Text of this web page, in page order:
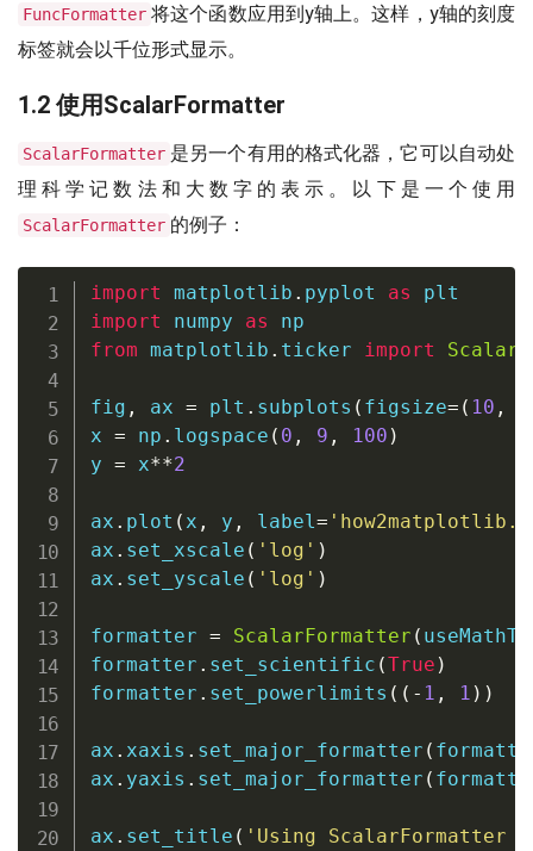
FuncFormatter 将这个函数应用到y轴上。这样，y轴的刻度
标签就会以千位形式显示。
1.2 使用ScalarFormatter
ScalarFormatter 是另一个有用的格式化器，它可以自动处
理科学记数法和大数字的表示。以下是一个使用
ScalarFormatter 的例子：
import matplotlib . pyplot as
import numpy as
from matplotlib . ticker import
fig , ax = plt . subplots ( figsize= ( 10 ,
x = np . logspace ( 0 , 9 , 100 )
y = x**2
ax . plot ( x , y , label =
ax . set_xscale ( 'log' )
ax . set_yscale ( 'log' )
formatter = ScalarFormatter (
formatter . set_scientific (True )
formatter . set_powerlimits ( ( - 1 , 1 ) )
ax . xaxis . set_major_formatter (
ax . yaxis . set_major_formatter (
ax . set_title ( 'Using ScalarFormatter